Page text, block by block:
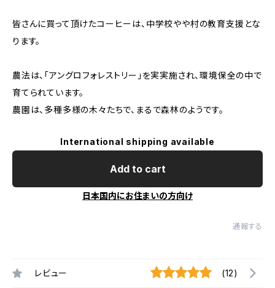
皆さんに買って頂けたコーヒーは、中学校やや村の教育支援とな
ります。
農法は、「アングロフォレストリー」を実実施され、環境保全の中で
育てられています。
農園は、多種多様の木々たちで、まるで森林のようです。
International shipping available
Add to cart
日本国内にお住まいの方向け
通報する
レビュー (12)